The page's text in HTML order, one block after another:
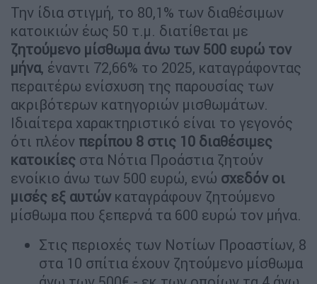
Την ίδια στιγμή, το 80,1% των διαθέσιμων
κατοικιών έως 50 τ.μ. διατίθεται με
ζητούμενο μίσθωμα άνω των 500 ευρώ τον
μήνα, έναντι 72,66% το 2025, καταγράφοντας
περαιτέρω ενίσχυση της παρουσίας των
ακριβότερων κατηγοριών μισθωμάτων.
Ιδιαίτερα χαρακτηριστικό είναι το γεγονός
ότι πλέον περίπου 8 στις 10 διαθέσιμες
κατοικίες στα Νότια Προάστια ζητούν
ενοίκιο άνω των 500 ευρώ, ενώ σχεδόν οι
μισές εξ αυτών καταγράφουν ζητούμενο
μίσθωμα που ξεπερνά τα 600 ευρώ τον μήνα.
Στις περιοχές των Νοτίων Προαστίων, 8
στα 10 σπίτια έχουν ζητούμενο μίσθωμα